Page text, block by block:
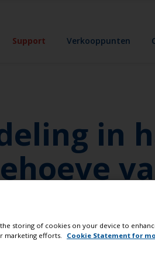
Support Verkooppunten
in
Yacht business dat we ervoor
het rekening houden met én
storing of cookies on your device to
marketing efforts.
Cookie Statement for